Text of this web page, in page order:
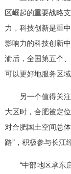
区崛起的重要战略
力，科技创新是重
影响力的科技创新
渝后，全国第五个
可以更好地服务区域
另一个值得关注
大区时，合肥被定
对合肥国土空间总
路”，积极参与长江
“中部地区承东启